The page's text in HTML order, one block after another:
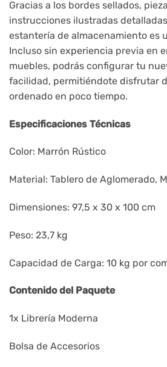
Gracias a los bordes sellados,
instrucciones ilustradas
estantería de almacenamiento es
Incluso sin experiencia previa en
muebles, podrás configurar tu
facilidad, permitiéndote disfrutar
ordenado en poco tiempo.
Especificaciones Técnicas
Color: Marrón Rústico
Material: Tablero de Aglomerado,
Dimensiones: 97,5 x 30 x 100 cm
Peso: 23,7 kg
Capacidad de Carga: 10 kg por
Contenido del Paquete
1x Librería Moderna
Bolsa de Accesorios